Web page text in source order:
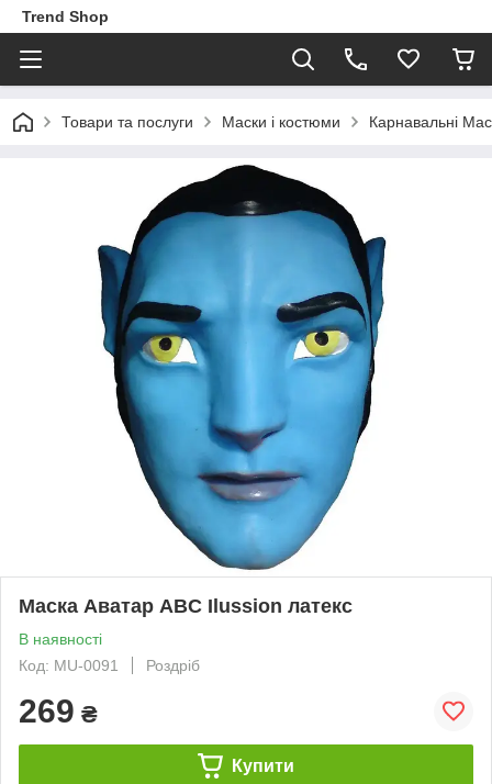
Trend Shop
Товари та послуги Маски і костюми Карнавальні
Маска Аватар ABC Ilussion латекс
В наявності
Код: MU-0091
Роздріб
269 ₴
Купити